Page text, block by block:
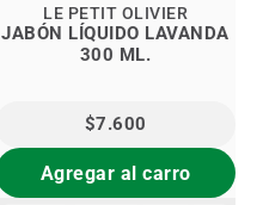
JABÓN LÍQUIDO LAVANDA
300 ML.
LE PETIT OLIVIER
$7.600
Agregar al carro